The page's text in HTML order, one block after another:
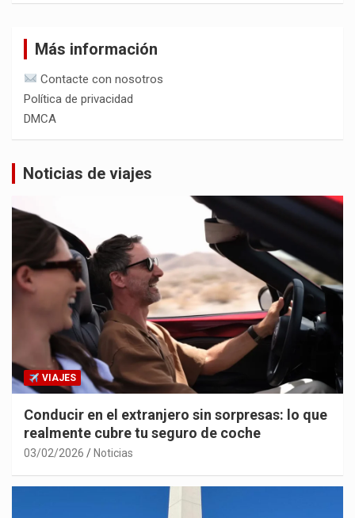
Más información
Contacte con nosotros
Política de privacidad
DMCA
Noticias de viajes
VIAJES
Conducir en el extranjero sin sorpresas: lo que
realmente cubre tu seguro de coche
03/02/2026 Noticias